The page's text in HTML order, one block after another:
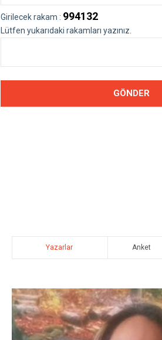
Girilecek rakam : 994132
Lütfen yukarıdaki rakamları yazınız.
Yazarlar Anket